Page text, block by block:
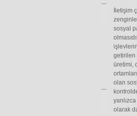
İletişim
sosyal
getirilen
üretimi,
olan
olarak